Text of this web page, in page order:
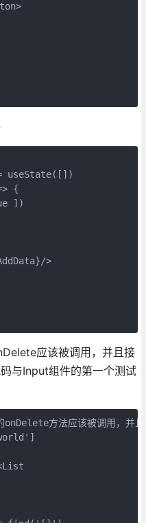
useState([])
{
])
>
应该被调用，并且接
与Input组件的第一个测试
方法应该被调用，